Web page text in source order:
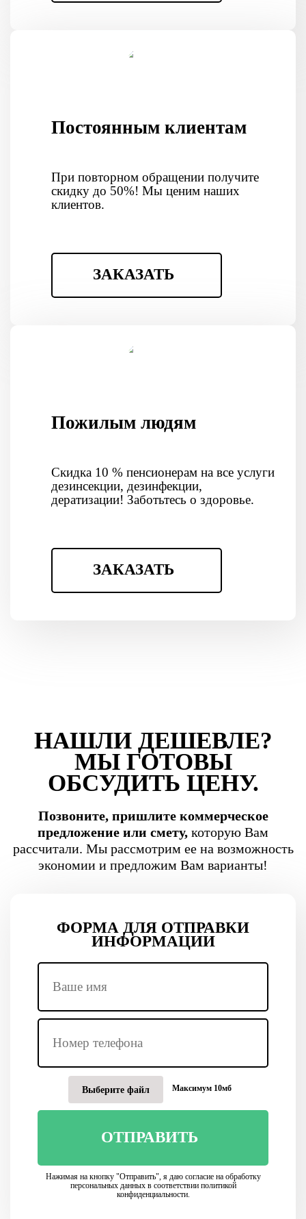
Постоянным клиентам
При повторном обращении получите
скидку до 50%! Мы ценим наших
клиентов.
ЗАКАЗАТЬ
Пожилым людям
Скидка 10 % пенсионерам на все услуги
дезинсекции, дезинфекции,
дератизации! Заботьтесь о здоровье.
ЗАКАЗАТЬ
НАШЛИ ДЕШЕВЛЕ?
МЫ ГОТОВЫ
ОБСУДИТЬ ЦЕНУ.
Позвоните, пришлите коммерческое
предложение или смету, которую Вам
рассчитали. Мы рассмотрим ее на возможность
экономии и предложим Вам варианты!
ФОРМА ДЛЯ ОТПРАВКИ
ИНФОРМАЦИИ
Выберите файл Максимум 10мб
ОТПРАВИТЬ
Нажимая на кнопку "Отправить", я даю согласие на обработку
персональных данных в соответствии политикой
конфиденциальности.